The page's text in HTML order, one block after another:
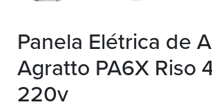
Panela Elétrica de
Agratto PA6X Riso
220v